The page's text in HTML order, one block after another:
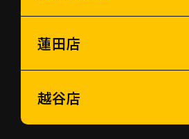
蓮田店
越谷店